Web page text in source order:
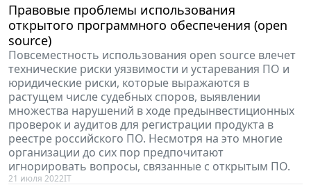
Правовые проблемы использования
открытого программного обеспечения (open
source)
Повсеместность использования open source влечет
технические риски уязвимости и устаревания ПО и
юридические риски, которые выражаются в
растущем числе судебных споров, выявлении
множества нарушений в ходе предынвестиционных
проверок и аудитов для регистрации продукта в
реестре российского ПО. Несмотря на это многие
организации до сих пор предпочитают
игнорировать вопросы, связанные с открытым ПО.
21 июля 2022IT